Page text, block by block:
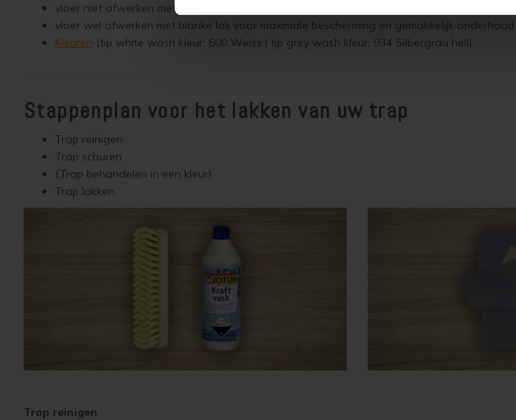
vloer niet afwerken met blanke lak voor meest natuurlijke resultaat
vloer wel afwerken met blanke lak voor maximale bescherming en gemakkelijk onderhoud
Kleuren (tip white wash kleur: 600 Weiss | tip grey wash kleur: 934 Silbergrau hell)
Stappenplan voor het lakken van uw trap
Trap reinigen
Trap schuren
(Trap behandelen in een kleur)
Trap lakken
Trap reinigen